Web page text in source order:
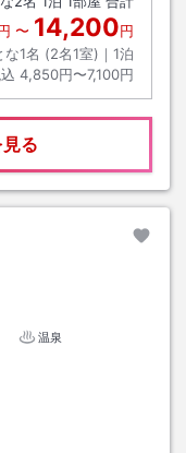
〜 14,200円
な1名 (2名1室)｜ 1泊
4,850円〜7,100円
る
温泉